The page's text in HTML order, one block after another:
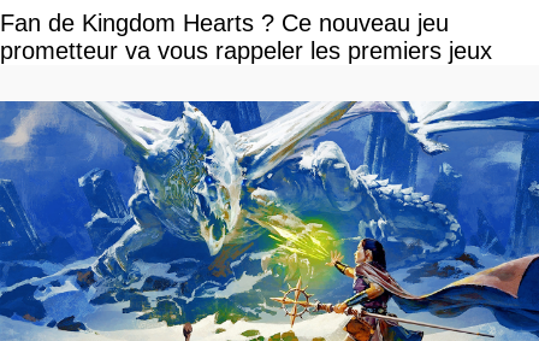
Fan de Kingdom Hearts ? Ce nouveau jeu
prometteur va vous rappeler les premiers jeux